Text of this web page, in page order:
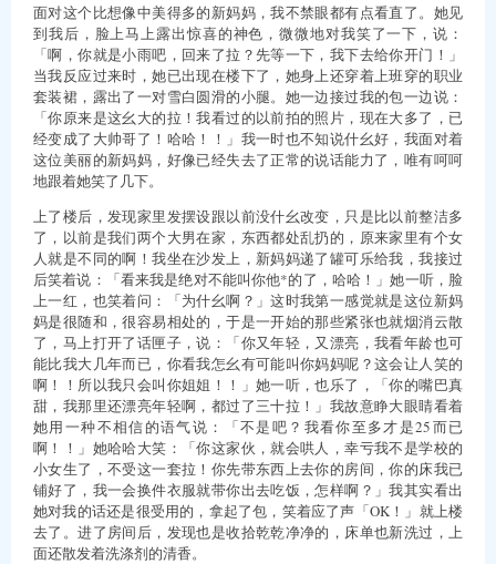
面对这个比想像中美得多的新妈妈，我不禁眼都有点看直了。她见
到我后，脸上马上露出惊喜的神色，微微地对我笑了一下，说：
「啊，你就是小雨吧，回来了拉？先等一下，我下去给你开门！」
当我反应过来时，她已出现在楼下了，她身上还穿着上班穿的职业
套装裙，露出了一对雪白圆滑的小腿。她一边接过我的包一边说：
「你原来是这幺大的拉！我看过的以前拍的照片，现在大多了，已
经变成了大帅哥了！哈哈！！」我一时也不知说什幺好，我面对着
这位美丽的新妈妈，好像已经失去了正常的说话能力了，唯有呵呵
地跟着她笑了几下。
上了楼后，发现家里发摆设跟以前没什幺改变，只是比以前整洁多
了，以前是我们两个大男在家，东西都处乱扔的，原来家里有个女
人就是不同的啊！我坐在沙发上，新妈妈递了罐可乐给我，我接过
后笑着说：「看来我是绝对不能叫你他*的了，哈哈！」她一听，脸
上一红，也笑着问：「为什幺啊？」这时我第一感觉就是这位新妈
妈是很随和，很容易相处的，于是一开始的那些紧张也就烟消云散
了，马上打开了话匣子，说：「你又年轻，又漂亮，我看年龄也可
能比我大几年而已，你看我怎幺有可能叫你妈妈呢？这会让人笑的
啊！！所以我只会叫你姐姐！！」她一听，也乐了，「你的嘴巴真
甜，我那里还漂亮年轻啊，都过了三十拉！」我故意睁大眼睛看着
她用一种不相信的语气说：「不是吧？我看你至多才是25而已
啊！！」她哈哈大笑：「你这家伙，就会哄人，幸亏我不是学校的
小女生了，不受这一套拉！你先带东西上去你的房间，你的床我已
铺好了，我一会换件衣服就带你出去吃饭，怎样啊？」我其实看出
她对我的话还是很受用的，拿起了包，笑着应了声「OK！」就上楼
去了。进了房间后，发现也是收拾乾乾净净的，床单也新洗过，上
面还散发着洗涤剂的清香。